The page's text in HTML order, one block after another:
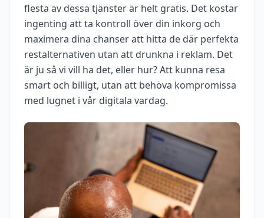
flesta av dessa tjänster är helt gratis. Det kostar
ingenting att ta kontroll över din inkorg och
maximera dina chanser att hitta de där perfekta
restalternativen utan att drunkna i reklam. Det
är ju så vi vill ha det, eller hur? Att kunna resa
smart och billigt, utan att behöva kompromissa
med lugnet i vår digitala vardag.